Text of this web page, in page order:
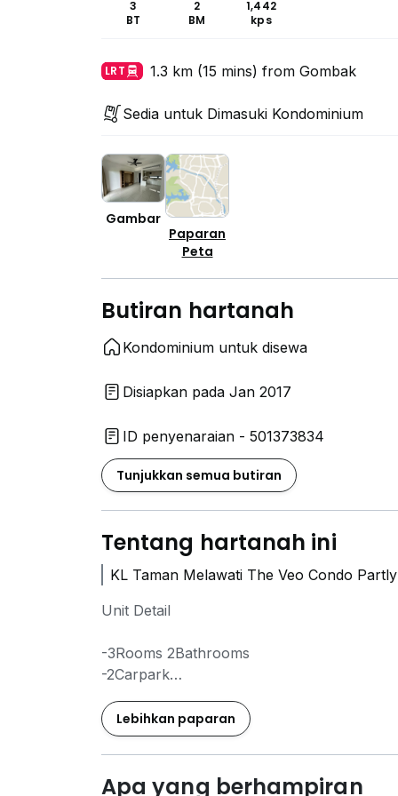
3
BT
2
BM
1,442
kps
LRT 1.3 km (15 mins) from Gombak
Sedia untuk Dimasuki Kondominium
Gambar
Paparan
Peta
Butiran hartanah
Kondominium untuk disewa
Disiapkan pada Jan 2017
ID penyenaraian - 501373834
Tunjukkan semua butiran
Tentang hartanah ini
KL Taman Melawati The Veo Condo
Unit Detail
-3Rooms 2Bathrooms
-2Carpark
-Partly Furnished
-Kitchen Cabinet
-Built In Wardrobe
-Washing Machine and Dryer
Lebihkan paparan
Apa yang berhampiran